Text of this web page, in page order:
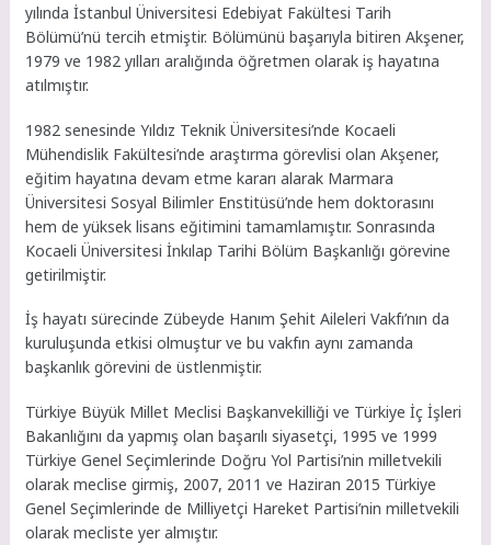
yılında İstanbul Üniversitesi Edebiyat Fakültesi Tarih
Bölümü’nü tercih etmiştir. Bölümünü başarıyla bitiren Akşener,
1979 ve 1982 yılları aralığında öğretmen olarak iş hayatına
atılmıştır.
1982 senesinde Yıldız Teknik Üniversitesi’nde Kocaeli
Mühendislik Fakültesi’nde araştırma görevlisi olan Akşener,
eğitim hayatına devam etme kararı alarak Marmara
Üniversitesi Sosyal Bilimler Enstitüsü’nde hem doktorasını
hem de yüksek lisans eğitimini tamamlamıştır. Sonrasında
Kocaeli Üniversitesi İnkılap Tarihi Bölüm Başkanlığı görevine
getirilmiştir.
İş hayatı sürecinde Zübeyde Hanım Şehit Aileleri Vakfı’nın da
kuruluşunda etkisi olmuştur ve bu vakfın aynı zamanda
başkanlık görevini de üstlenmiştir.
Türkiye Büyük Millet Meclisi Başkanvekilliği ve Türkiye İç İşleri
Bakanlığını da yapmış olan başarılı siyasetçi, 1995 ve 1999
Türkiye Genel Seçimlerinde Doğru Yol Partisi’nin milletvekili
olarak meclise girmiş, 2007, 2011 ve Haziran 2015 Türkiye
Genel Seçimlerinde de Milliyetçi Hareket Partisi’nin milletvekili
olarak mecliste yer almıştır.